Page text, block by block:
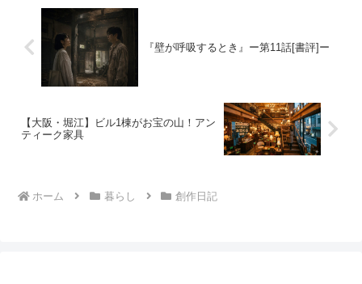
『壁が呼吸するとき』ー第11話[書評]ー
【大阪・堀江】ビル1棟がお宝の山！アン
ティーク家具
ホーム 暮らし 創作日記